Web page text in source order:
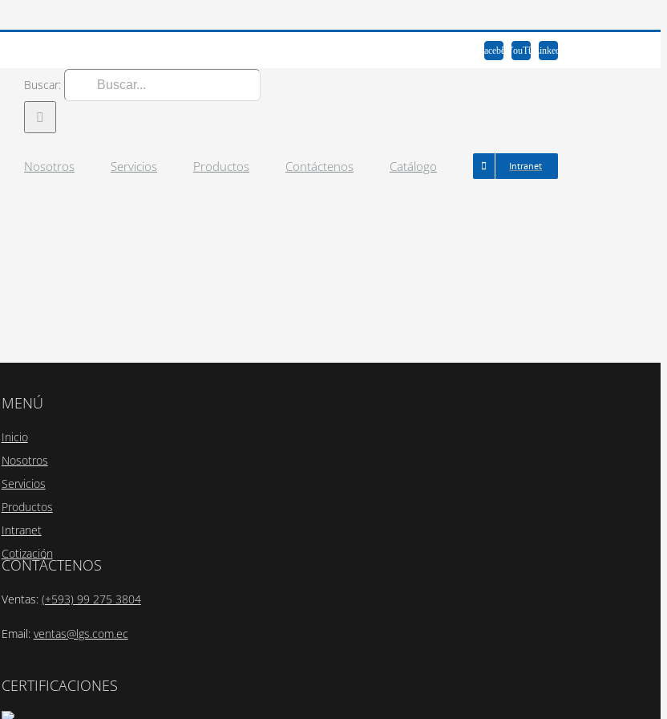
FacebookYouTubeLinkedIn
Buscar:
Nosotros Servicios Productos Contáctenos Catálogo Intranet
MENÚ
Inicio
Nosotros
Servicios
Productos
Intranet
Cotización
CONTÁCTENOS
Ventas: (+593) 99 275 3804
Email: ventas@lgs.com.ec
CERTIFICACIONES